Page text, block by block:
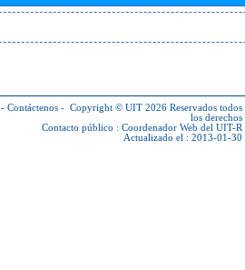
- Contáctenos - Copyright © UIT 2026 Reservados todos
los derechos
Contacto público : Coordenador Web del UIT-R
Actualizado el : 2013-01-30